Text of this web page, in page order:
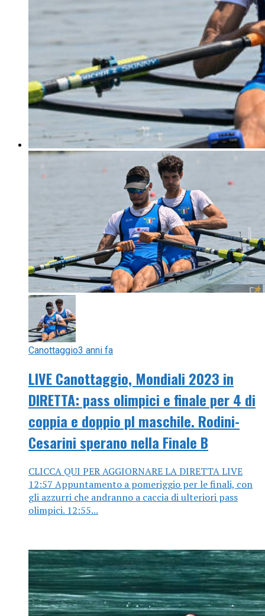
Canottaggio3 anni fa
LIVE Canottaggio, Mondiali 2023 in
DIRETTA: pass olimpici e finale per 4 di
coppia e doppio pl maschile. Rodini-
Cesarini sperano nella Finale B
CLICCA QUI PER AGGIORNARE LA DIRETTA LIVE
12:57 Appuntamento a pomeriggio per le finali, con
gli azzurri che andranno a caccia di ulteriori pass
olimpici. 12:55...